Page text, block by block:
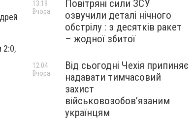
2:0,
Повітряні сили ЗСУ
озвучили деталі нічного
обстрілу : з десятків ракет
– жодної збитої
13:19
Вчора
Від сьогодні Чехія припиняє
надавати тимчасовий
захист
військовозобов’язаним
українцям
12:04
Вчора